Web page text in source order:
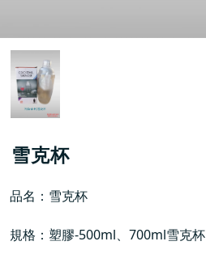
雪克杯
品名：雪克杯
規格：塑膠-500ml、700ml雪克杯